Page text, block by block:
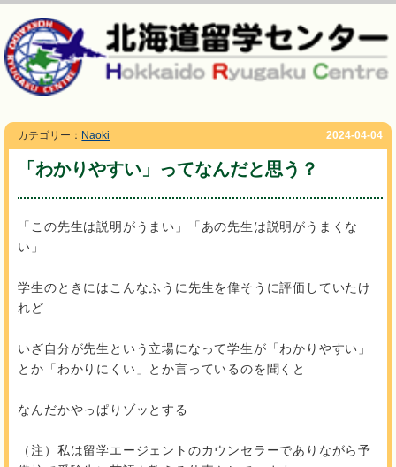
カテゴリー： Naoki 2024-04-04
「わかりやすい」ってなんだと思う？
「この先生は説明がうまい」「あの先生は説明がうまくな
い」
学生のときにはこんなふうに先生を偉そうに評価していたけ
れど
いざ自分が先生という立場になって学生が「わかりやすい」
とか「わかりにくい」とか言っているのを聞くと
なんだかやっぱりゾッとする
（注）私は留学エージェントのカウンセラーでありながら予